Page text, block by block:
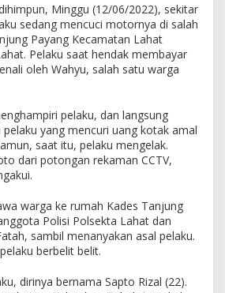
Minggu (12/06/2022), sekitar
sedang mencuci motornya di salah
Payang Kecamatan Lahat
Pelaku saat hendak membayar
oleh Wahyu, salah satu warga
pelaku, dan langsung
yang mencuri uang kotak amal
saat itu, pelaku mengelak.
dari potongan rekaman CCTV,
warga ke rumah Kades Tanjung
Polisi Polsekta Lahat dan
sambil menanyakan asal pelaku.
berbelit belit.
dirinya bernama Sapto Rizal (22).